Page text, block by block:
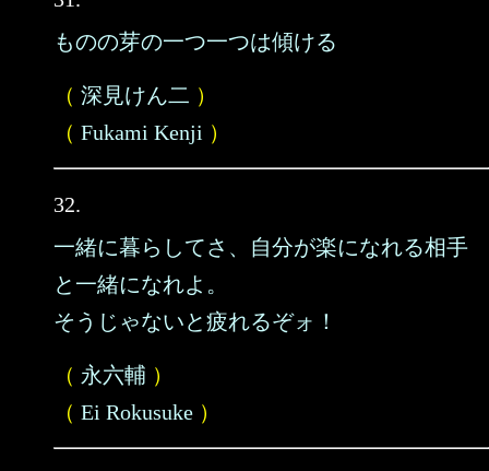
ものの芽の一つ一つは傾ける
（ 深見けん二 ）
（ Fukami Kenji ）
32.
一緒に暮らしてさ、自分が楽になれる相手
と一緒になれよ。
そうじゃないと疲れるぞォ！
（ 永六輔 ）
（ Ei Rokusuke ）